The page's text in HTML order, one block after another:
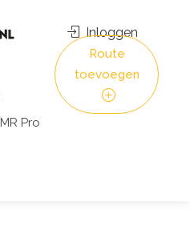
MR Pro
Inloggen
Route
toevoegen